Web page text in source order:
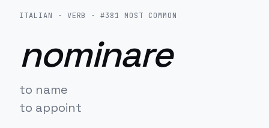
ITALIAN · VERB · #381 MOST COMMON
nominare
to name
to appoint